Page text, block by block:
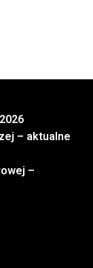
– aktualne
–